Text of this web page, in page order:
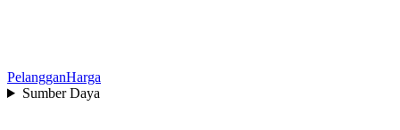
PelangganHarga
Sumber Daya